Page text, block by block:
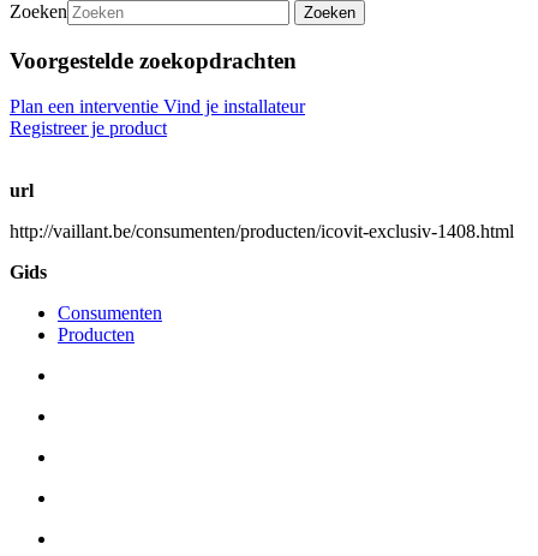
Zoeken
Zoeken
Voorgestelde zoekopdrachten
Plan een interventie Vind je installateur
Registreer je product
url
http://vaillant.be/consumenten/producten/icovit-exclusiv-1408.html
Gids
Consumenten
Producten